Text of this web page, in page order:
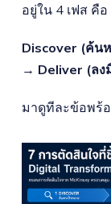
อยู่ใน 4 เฟส คือ
Discover (ค้น
→ Deliver (ลง
มาดูทีละข้อพร้